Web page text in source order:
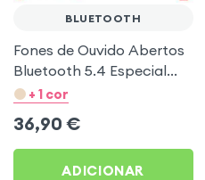
BLUETOOTH
Fones de Ouvido Abertos
Bluetooth 5.4 Especial
para Esporte e Corrida -
+ 1 cor
36,90 €
ADICIONAR